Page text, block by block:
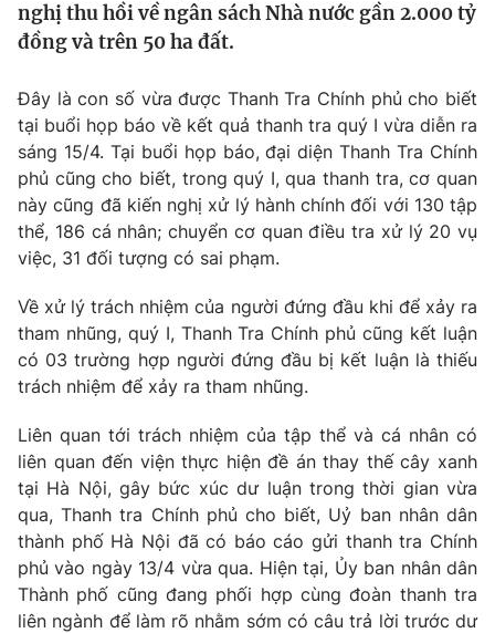
Thế giới
Thế giới đó đây
Câu chuyện quốc tế
Kinh tế
Tài chính
Thị trường
Góc doanh nghiệp
Dữ liệu và đời sống
Truyền hình
Phim VTV
Hậu trường
Nhân vật
Giải sao mai
Điện ảnh
Âm nhạc
Sao
Đời sống
Du lịch
Làm đẹp
Chất lượng cuộc sống
Tuyển sinh
Học trực tuyến
Công nghệ
Hitech Công nghệ tương lai
Sản phẩm
Thị trường
Giao lưu trực tuyến
Lịch phát sóng
nghị thu hồi về ngân sách Nhà nước gần 2.000 tỷ
đồng và trên 50 ha đất.
Đây là con số vừa được Thanh Tra Chính phủ cho biết
tại buổi họp báo về kết quả thanh tra quý I vừa diễn ra
sáng 15/4. Tại buổi họp báo, đại diện Thanh Tra Chính
phủ cũng cho biết, trong quý I, qua thanh tra, cơ quan
này cũng đã kiến nghị xử lý hành chính đối với 130 tập
thể, 186 cá nhân; chuyển cơ quan điều tra xử lý 20 vụ
việc, 31 đối tượng có sai phạm.
Về xử lý trách nhiệm của người đứng đầu khi để xảy ra
tham nhũng, quý I, Thanh Tra Chính phủ cũng kết luận
có 03 trường hợp người đứng đầu bị kết luận là thiếu
trách nhiệm để xảy ra tham nhũng.
Liên quan tới trách nhiệm của tập thể và cá nhân có
liên quan đến viện thực hiện đề án thay thế cây xanh
tại Hà Nội, gây bức xúc dư luận trong thời gian vừa
qua, Thanh tra Chính phủ cho biết, Uỷ ban nhân dân
thành phố Hà Nội đã có báo cáo gửi thanh tra Chính
phủ vào ngày 13/4 vừa qua. Hiện tại, Ủy ban nhân dân
Thành phố cũng đang phối hợp cùng đoàn thanh tra
liên ngành để làm rõ nhằm sớm có câu trả lời trước dư